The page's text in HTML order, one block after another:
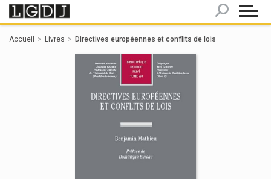
Accueil Livres Directives européennes et conflits de lois
Panneau de gestion des cookies